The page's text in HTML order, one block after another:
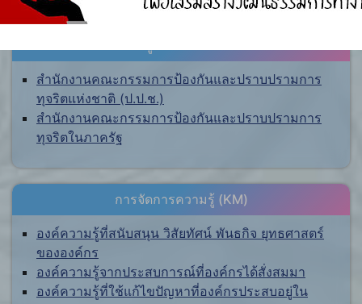
สำนักงานคณะกรรมการป้องกันและปราบปรามการ
ทุจริตแห่งชาติ (ป.ป.ช.)
สำนักงานคณะกรรมการป้องกันและปราบปรามการ
ทุจริตในภาครัฐ
การจัดการความรู้ (KM)
องค์ความรู้ที่สนับสนุน วิสัยทัศน์ พันธกิจ ยุทธศาสตร์
ขององค์กร
องค์ความรู้จากประสบการณ์ที่องค์กรได้สั่งสมมา
องค์ความรู้ที่ใช้แก้ไขปัญหาที่องค์กรประสบอยู่ใน